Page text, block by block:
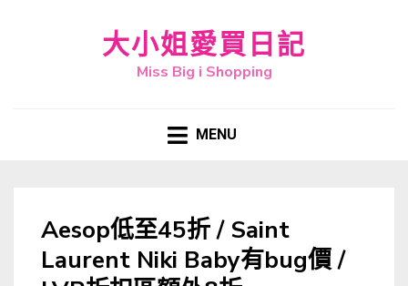
大小姐愛買日記
Miss Big i Shopping
MENU
Aesop低至45折 / Saint
Laurent Niki Baby有bug價 /